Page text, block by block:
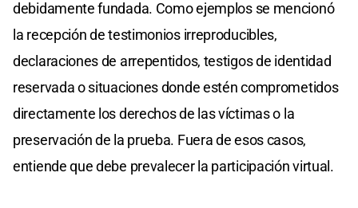
debidamente fundada. Como ejemplos se mencionó
la recepción de testimonios irreproducibles,
declaraciones de arrepentidos, testigos de identidad
reservada o situaciones donde estén comprometidos
directamente los derechos de las víctimas o la
preservación de la prueba. Fuera de esos casos,
entiende que debe prevalecer la participación virtual.